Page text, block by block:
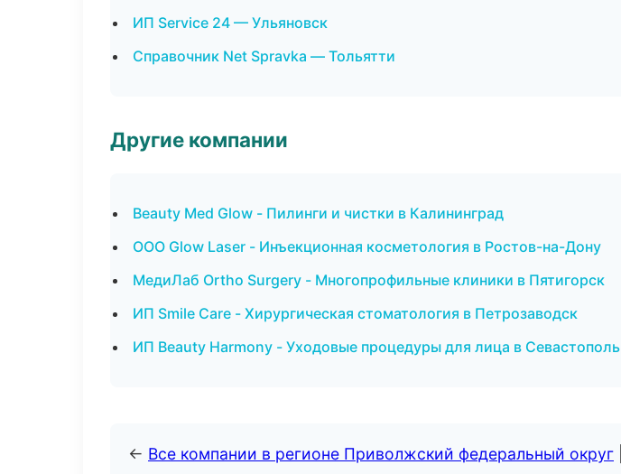
ИП Service 24 — Ульяновск
Справочник Net Spravka — Тольятти
Другие компании
Beauty Med Glow - Пилинги и чистки в Калининград
ООО Glow Laser - Инъекционная косметология в Ростов-на-Дону
МедиЛаб Ortho Surgery - Многопрофильные клиники в Пятигорск
ИП Smile Care - Хирургическая стоматология в Петрозаводск
ИП Beauty Harmony - Уходовые процедуры для лица в Севастополь
← Все компании в регионе Приволжский федеральный округ